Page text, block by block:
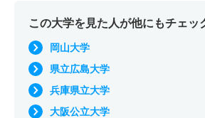
この大学を見た人が他にもチェッ
岡山大学
県立広島大学
兵庫県立大学
大阪公立大学